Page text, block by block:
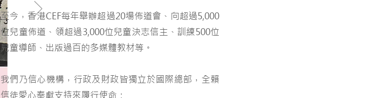
至今，香港CEF每年舉辦超過20場佈道會、向超過5,000
位兒童佈道、領超過3,000位兒童決志信主、訓練500位
兒童導師、出版過百的多媒體教材等。
我們乃信心機構，行政及財政皆獨立於國際總部，全賴
信徒愛心奉獻支持來履行使命：